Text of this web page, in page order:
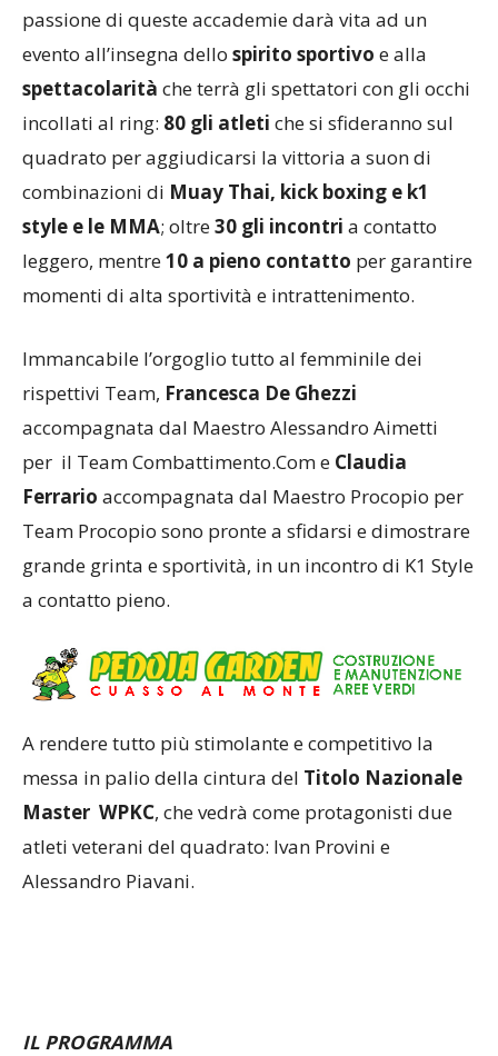
passione di queste accademie darà vita ad un
evento all’insegna dello spirito sportivo e alla
spettacolarità che terrà gli spettatori con gli occhi
incollati al ring: 80 gli atleti che si sfideranno sul
quadrato per aggiudicarsi la vittoria a suon di
combinazioni di Muay Thai, kick boxing e k1
style e le MMA; oltre30 gli incontri a contatto
leggero, mentre10 a pieno contatto per garantire
momenti di alta sportività e intrattenimento.
Immancabile l’orgoglio tutto al femminile dei
rispettivi Team, Francesca De Ghezzi
accompagnata dal Maestro Alessandro Aimetti
per il Team Combattimento.Com e Claudia
Ferrario accompagnata dal Maestro Procopio per
Team Procopio sono pronte a sfidarsi e dimostrare
grande grinta e sportività, in un incontro di K1 Style
a contatto pieno.
A rendere tutto più stimolante e competitivo la
messa in palio della cintura del Titolo Nazionale
Master WPKC, che vedrà come protagonisti due
atleti veterani del quadrato: Ivan Provini e
Alessandro Piavani.
IL PROGRAMMA